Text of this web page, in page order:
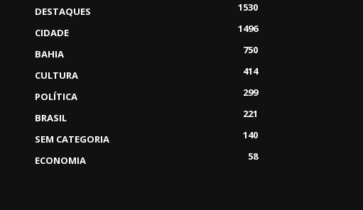
DESTAQUES
1530
CIDADE
1496
BAHIA
750
CULTURA
414
POLÍTICA
299
BRASIL
221
SEM CATEGORIA
140
ECONOMIA
58